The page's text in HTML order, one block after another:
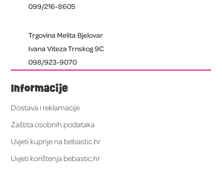
099/216-8605
Trgovina Melita Bjelovar
Ivana Viteza Trnskog 9C
098/923-9070
Informacije
Dostava i reklamacije
Zaštita osobnih podataka
Uvjeti kupnje na bebastic.hr
Uvjeti korištenja bebastic.hr